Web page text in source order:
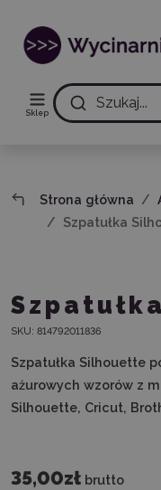
Sklep
Szukaj...
Strona główna
Szpatułka
SKU: 814792011836
Szpatułka Silhouette
ażurowych wzorów z
Silhouette, Cricut,
35,00zł brutto